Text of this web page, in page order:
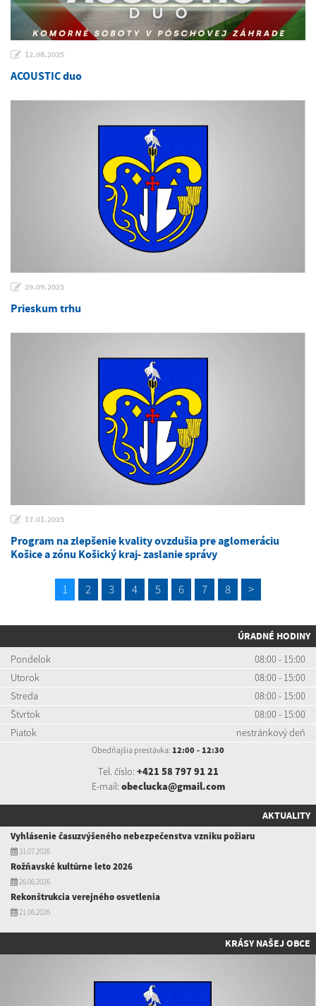
12.08.2025
ACOUSTIC duo
29.09.2025
Prieskum trhu
17.01.2025
Program na zlepšenie kvality ovzdušia pre aglomeráciu
Košice a zónu Košický kraj- zaslanie správy
1 2 3 4 5 6 7 8 >
ÚRADNÉ HODINY
Pondelok
08:00 - 15:00
Utorok
08:00 - 15:00
Streda
08:00 - 15:00
Štvrtok
08:00 - 15:00
Piatok
nestránkový deň
Obedňajšia prestávka: 12:00 - 12:30
Tel. číslo: +421 58 797 91 21
E-mail: obeclucka@gmail.com
AKTUALITY
Vyhlásenie časuzvýšeného nebezpečenstva vzniku požiaru
31.07.2026
Rožňavské kultúrne leto 2026
26.06.2026
Rekonštrukcia verejného osvetlenia
21.06.2026
KRÁSY NAŠEJ OBCE